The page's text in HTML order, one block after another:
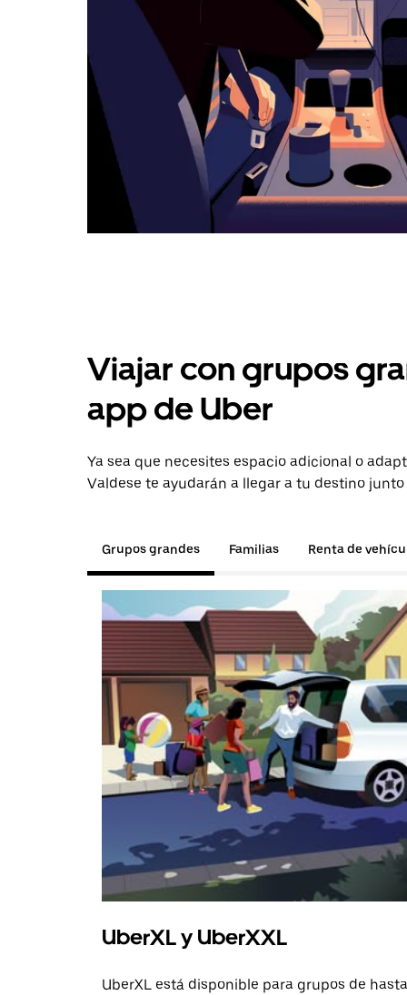
Viajar con grupos
app de Uber
Ya sea que necesites espacio adicional o
Valdese te ayudarán a llegar a tu destino
Grupos grandes Familias Renta de
UberXL y UberXXL
UberXL está disponible para grupos de hasta